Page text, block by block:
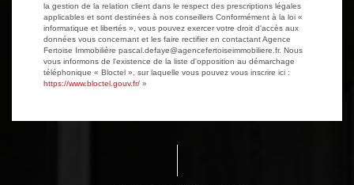
la gestion de la relation client dans le respect des prescriptions légales
applicables et sont destinées à nos conseillers Conformément à la loi «
informatique et libertés », vous pouvez exercer votre droit d'accès aux
données vous concernant et les faire rectifier en contactant Agence
Fertoise Immobilière pascal.defaye@agencefertoiseimmobiliere.fr. Nous
vous informons de l'existence de la liste d'opposition au démarchage
téléphonique « Bloctel », sur laquelle vous pouvez vous inscrire ici :
https://www.bloctel.gouv.fr/ »